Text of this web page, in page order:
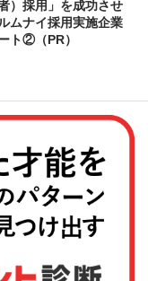
）採用」を成功させ
ムナイ採用実施企業
ト②（PR）